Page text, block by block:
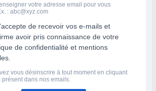
votre adresse email pour vous
: abc@xyz.com
de recevoir vos e-mails et
avoir pris connaissance de votre
de confidentialité et mentions
vous désinscrire à tout moment en cliquant
dans nos emails.